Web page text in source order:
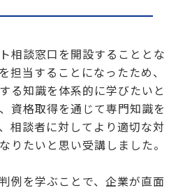
相談窓口を開設することとな
担当することになったため、
る知識を体系的に学びたいと
資格取得を通じて専門知識を
相談者に対してより適切な対
りたいと思い受講しました。
例を学ぶことで、企業が直面